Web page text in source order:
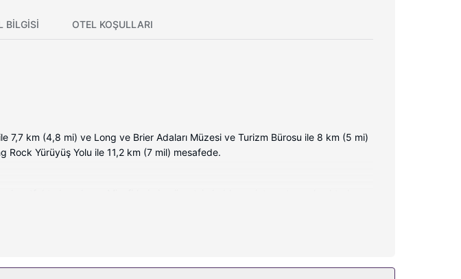
BILGISI OTEL KOŞULLARI
7,7 km (4,8 mi) ve Long ve Brier Adaları Müzesi ve Turizm Bürosu ile 8 km (5 mi)
Rock Yürüyüş Yolu ile 11,2 km (7 mil) mesafede.
vardır.